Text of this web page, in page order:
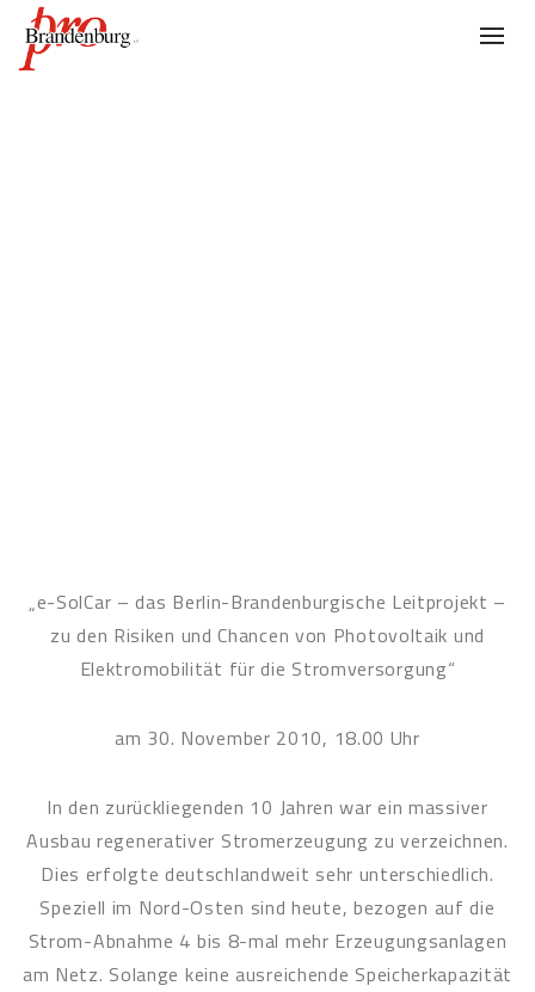
„e-SolCar – das Berlin-Brandenburgische Leitprojekt –
zu den Risiken und Chancen von Photovoltaik und
Elektromobilität für die Stromversorgung“
am 30. November 2010, 18.00 Uhr
In den zurückliegenden 10 Jahren war ein massiver
Ausbau regenerativer Stromerzeugung zu verzeichnen.
Dies erfolgte deutschlandweit sehr unterschiedlich.
Speziell im Nord-Osten sind heute, bezogen auf die
Strom-Abnahme 4 bis 8-mal mehr Erzeugungsanlagen
am Netz. Solange keine ausreichende Speicherkapazität